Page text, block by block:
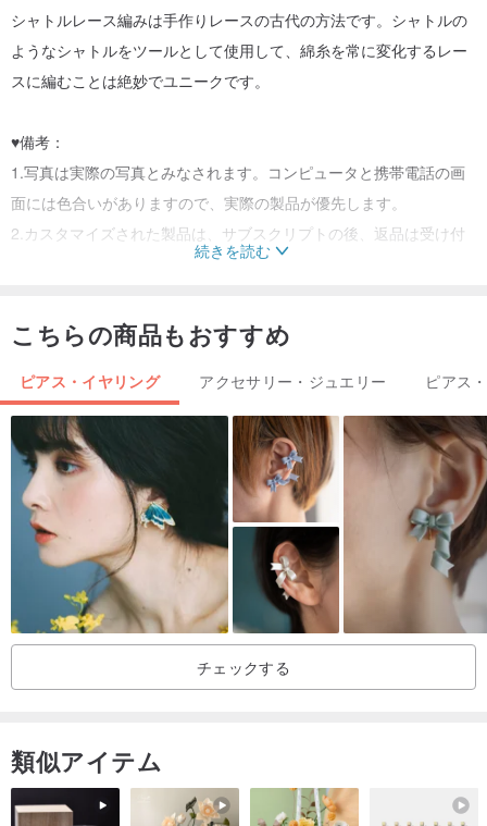
シャトルレース編みは手作りレースの古代の方法です。シャトルの
ようなシャトルをツールとして使用して、綿糸を常に変化するレー
スに編むことは絶妙でユニークです。
♥備考：
1.写真は実際の写真とみなされます。コンピュータと携帯電話の画
面には色合いがありますので、実際の製品が優先します。
2.カスタマイズされた製品は、サブスクリプトの後、返品は受け付
けられません、生産日は約6営業日（休日と出荷を除く）
♥使用とメンテナンス：
1.本製品は水に触れることはお勧めできませんので、入浴や水泳の
前に服用してください。
2.付属品が濡れている場合は、涼しい場所にぶら下げて乾かしてく
ださい。しっかりと引っ張ったりこすったりしないでください。
配送方法：
マカオは普通郵便で、香港と台湾は郵便局に登録され、中国本土は
珠海エクスプレスから送られ、その他の地域は郵便局から送られ
る。
続きを読む
こちらの商品もおすすめ
ピアス・イヤリング アクセサリー・ジュエリー ピアス
チェックする
類似アイテム